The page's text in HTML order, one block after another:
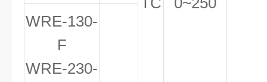
WRE-130-
F
WRE-230-